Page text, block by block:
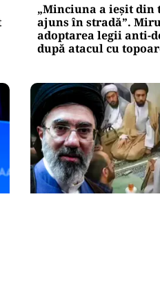
„Minciuna a ieșit din
ajuns în stradă”.
adoptarea legii anti-
după atacul cu